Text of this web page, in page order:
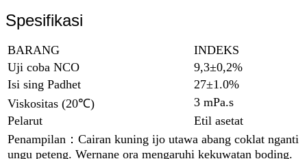
Spesifikasi
BARANG
INDEKS
Uji coba NCO
9,3±0,2%
Isi sing Padhet
27±1.0%
Viskositas (20℃)
3 mPa.s
Pelarut
Etil asetat
Penampilan：Cairan kuning ijo utawa abang coklat nganti
ungu peteng. Wernane ora mengaruhi kekuwatan boding.